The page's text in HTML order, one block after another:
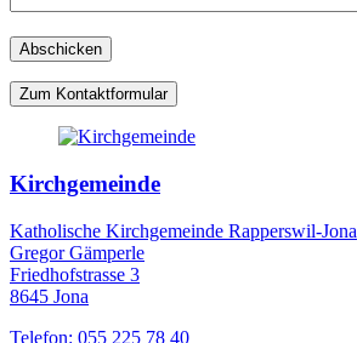
Zum Kontaktformular
Kirchgemeinde
Katholische Kirchgemeinde Rapperswil-Jona
Gregor Gämperle
Friedhofstrasse 3
8645 Jona
Telefon: 055 225 78 40